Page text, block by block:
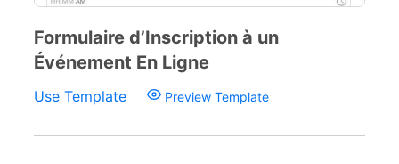
Formulaire d’Inscription à un
Événement En Ligne
Use Template Preview Template